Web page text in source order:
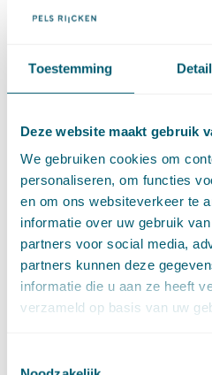
Toestemming
Deze website maakt gebruik
We gebruiken cookies om
personaliseren, om functies
en om ons websiteverkeer te
informatie over uw gebruik
partners voor social media,
partners kunnen deze
informatie die u aan ze heeft
verzameld op basis van uw
Artikel 4:6
Artikel 4:8
Artikel 4:9
Artikel 4:10
Artikel 4:11
Artikel 4:12
4.1.3 Beslistermijn
Artikel 4:13